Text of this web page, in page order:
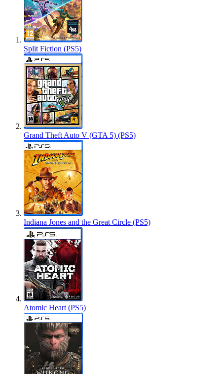
Split Fiction (PS5)
Grand Theft Auto V (GTA 5) (PS5)
Indiana Jones and the Great Circle (PS5)
Atomic Heart (PS5)